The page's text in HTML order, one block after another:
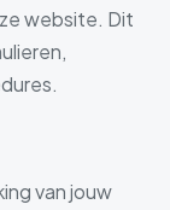
website. Dit
van jouw